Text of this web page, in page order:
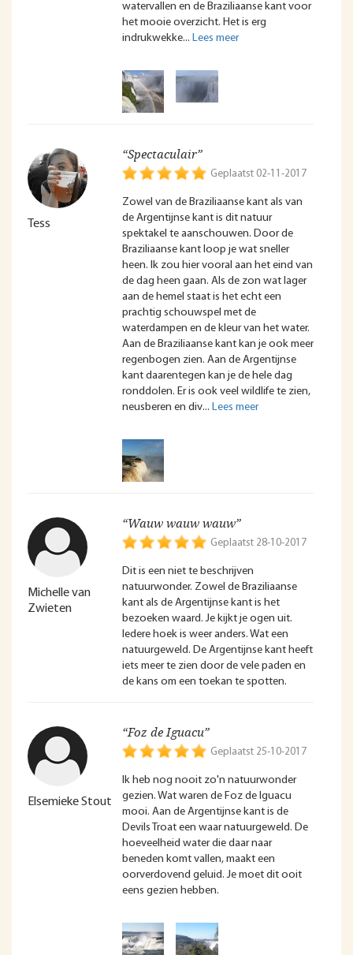
watervallen en de Braziliaanse kant voor
het mooie overzicht. Het is erg
indrukwekke
Tess
“Spectaculair”
Geplaatst 02-11-2017
Zowel van de Braziliaanse kant als van
de Argentijnse kant is dit natuur
spektakel te aanschouwen. Door de
Braziliaanse kant loop je wat sneller
heen. Ik zou hier vooral aan het eind van
de dag heen gaan. Als de zon wat lager
aan de hemel staat is het echt een
prachtig schouwspel met de
waterdampen en de kleur van het water.
Aan de Braziliaanse kant kan je ook meer
regenbogen zien. Aan de Argentijnse
kant daarentegen kan je de hele dag
ronddolen. Er is ook veel wildlife te zien,
neusberen en div
Michelle van
Zwieten
“Wauw wauw wauw”
Geplaatst 28-10-2017
Dit is een niet te beschrijven
natuurwonder. Zowel de Braziliaanse
kant als de Argentijnse kant is het
bezoeken waard. Je kijkt je ogen uit.
Iedere hoek is weer anders. Wat een
natuurgeweld. De Argentijnse kant heeft
iets meer te zien door de vele paden en
de kans om een toekan te spotten.
Elsemieke Stout
“Foz de Iguacu”
Geplaatst 25-10-2017
Ik heb nog nooit zo'n natuurwonder
gezien. Wat waren de Foz de Iguacu
mooi. Aan de Argentijnse kant is de
Devils Troat een waar natuurgeweld. De
hoeveelheid water die daar naar
beneden komt vallen, maakt een
oorverdovend geluid. Je moet dit ooit
eens gezien hebben.